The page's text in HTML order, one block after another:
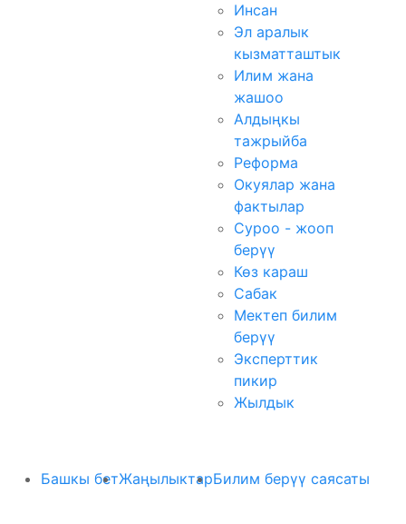
Инсан
Эл аралык
кызматташтык
Илим жана
жашоо
Алдыңкы
тажрыйба
Реформа
Окуялар жана
фактылар
Суроо - жооп
берүү
Көз караш
Сабак
Мектеп билим
берүү
Эксперттик
пикир
Жылдык
Башкы бетЖаңылыктарБилим берүү саясаты